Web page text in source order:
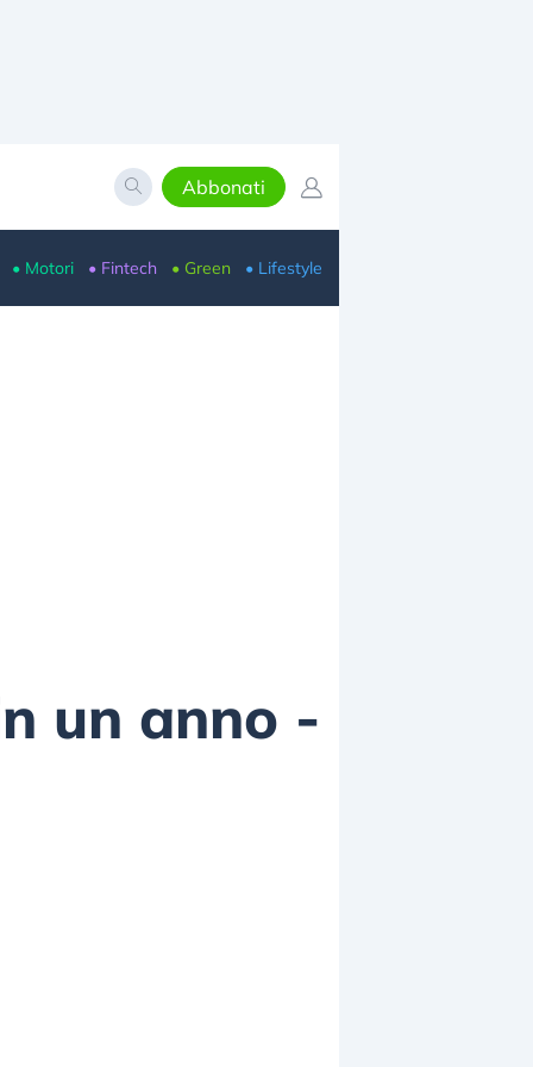
Abbonati
• Motori • Fintech • Green • Lifestyle
un anno -